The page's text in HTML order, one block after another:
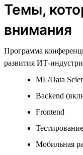
Темы,
внимания
Программа
развития ИТ-
ML/Data
Backend
Frontend
Тестирование
Мобильная